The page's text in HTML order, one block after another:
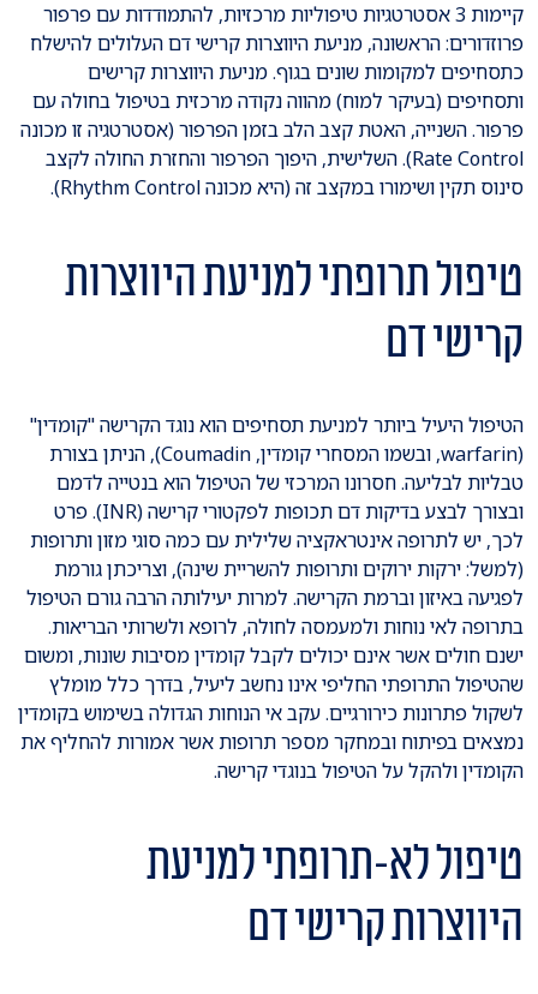
קיימות 3 אסטרטגיות טיפוליות מרכזיות, להתמודדות עם פרפור
פרוזדורים: הראשונה, מניעת היווצרות קרישי דם העלולים להישלח
כתסחיפים למקומות שונים בגוף. מניעת היווצרות קרישים
ותסחיפים (בעיקר למוח) מהווה נקודה מרכזית בטיפול בחולה עם
פרפור. השנייה, האטת קצב הלב בזמן הפרפור (אסטרטגיה זו מכונה
Rate Control). השלישית, היפוך הפרפור והחזרת החולה לקצב
סינוס תקין ושימורו במקצב זה (היא מכונה Rhythm Control).
טיפול תרופתי למניעת היווצרות
קרישי דם
הטיפול היעיל ביותר למניעת תסחיפים הוא נוגד הקרישה "קומדין"
(warfarin, ובשמו המסחרי קומדין, Coumadin), הניתן בצורת
טבליות לבליעה. חסרונו המרכזי של הטיפול הוא בנטייה לדמם
ובצורך לבצע בדיקות דם תכופות לפקטורי קרישה (INR). פרט
לכך, יש לתרופה אינטראקציה שלילית עם כמה סוגי מזון ותרופות
(למשל: ירקות ירוקים ותרופות להשריית שינה), וצריכתן גורמת
לפגיעה באיזון וברמת הקרישה. למרות יעילותה הרבה גורם הטיפול
בתרופה לאי נוחות ולמעמסה לחולה, לרופא ולשרותי הבריאות.
ישנם חולים אשר אינם יכולים לקבל קומדין מסיבות שונות, ומשום
שהטיפול התרופתי החליפי אינו נחשב ליעיל, בדרך כלל מומלץ
לשקול פתרונות כירורגיים. עקב אי הנוחות הגדולה בשימוש בקומדין
נמצאים בפיתוח ובמחקר מספר תרופות אשר אמורות להחליף את
הקומדין ולהקל על הטיפול בנוגדי קרישה.
טיפול לא-תרופתי למניעת
היווצרות קרישי דם